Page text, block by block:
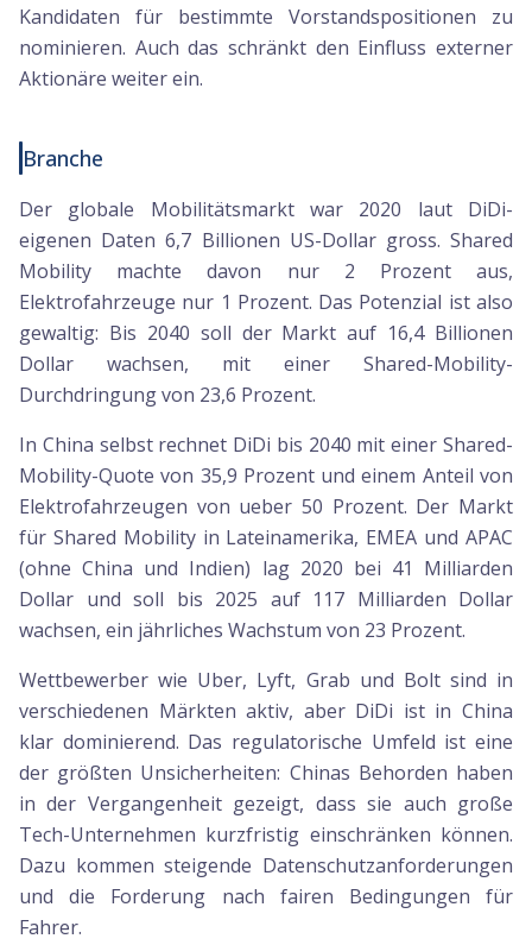
Kandidaten für bestimmte Vorstandspositionen zu
nominieren. Auch das schränkt den Einfluss externer
Aktionäre weiter ein.
Branche
Der globale Mobilitätsmarkt war 2020 laut DiDi-
eigenen Daten 6,7 Billionen US-Dollar gross. Shared
Mobility machte davon nur 2 Prozent aus,
Elektrofahrzeuge nur 1 Prozent. Das Potenzial ist also
gewaltig: Bis 2040 soll der Markt auf 16,4 Billionen
Dollar wachsen, mit einer Shared-Mobility-
Durchdringung von 23,6 Prozent.
In China selbst rechnet DiDi bis 2040 mit einer Shared-
Mobility-Quote von 35,9 Prozent und einem Anteil von
Elektrofahrzeugen von ueber 50 Prozent. Der Markt
für Shared Mobility in Lateinamerika, EMEA und APAC
(ohne China und Indien) lag 2020 bei 41 Milliarden
Dollar und soll bis 2025 auf 117 Milliarden Dollar
wachsen, ein jährliches Wachstum von 23 Prozent.
Wettbewerber wie Uber, Lyft, Grab und Bolt sind in
verschiedenen Märkten aktiv, aber DiDi ist in China
klar dominierend. Das regulatorische Umfeld ist eine
der größten Unsicherheiten: Chinas Behorden haben
in der Vergangenheit gezeigt, dass sie auch große
Tech-Unternehmen kurzfristig einschränken können.
Dazu kommen steigende Datenschutzanforderungen
und die Forderung nach fairen Bedingungen für
Fahrer.